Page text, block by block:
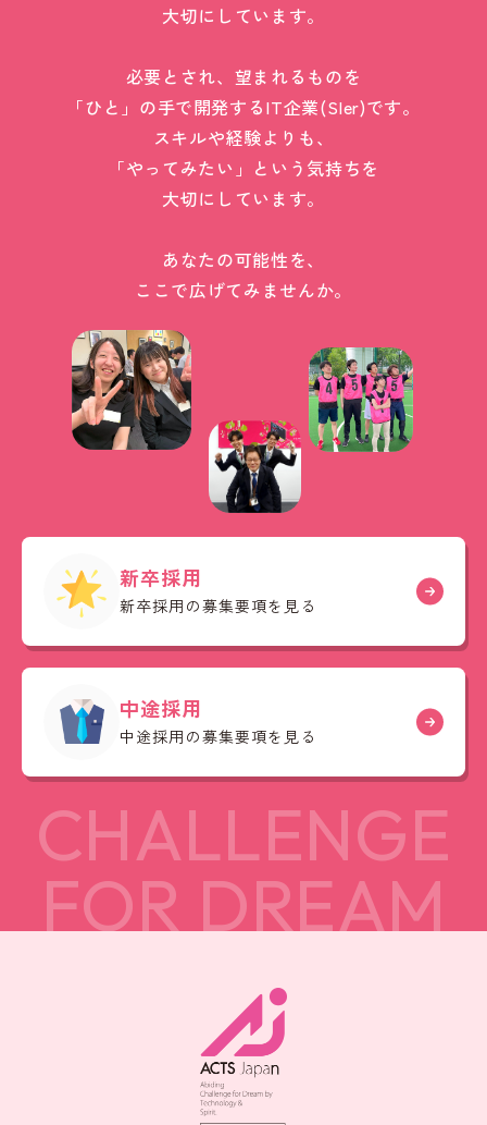
大切にしています。
必要とされ、望まれるものを
「ひと」の手で開発するIT企業(SIer)です。
スキルや経験よりも、
「やってみたい」という気持ちを
大切にしています。
あなたの可能性を、
ここで広げてみませんか。
新卒採用
新卒採用の募集要項を見る
中途採用
中途採用の募集要項を見る